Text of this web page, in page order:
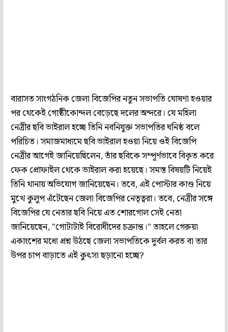
বারাসত সাংগঠনিক জেলা বিজেপির নতুন সভাপতি ঘোষণা হওয়ার
পর থেকেই গোষ্ঠীকোন্দল বেড়েছে দলের অন্দরে। যে মহিলা
নেত্রীর ছবি ভাইরাল হচ্ছে তিনি নবনিযুক্ত সভাপতির ঘনিষ্ঠ বলে
পরিচিত। সমাজমাধ্যমে ছবি ভাইরাল হওয়া নিয়ে ওই বিজেপি
নেত্রীর আগেই জানিয়েছিলেন, তাঁর ছবিকে সম্পূর্ণভাবে বিকৃত করে
ফেক প্রোফাইল থেকে ভাইরাল করা হয়েছে। সমস্ত বিষয়টি নিয়েই
তিনি থানায় অভিযোগ জানিয়েছেন। তবে, এই পোস্টার কাণ্ড নিয়ে
মুখে কুলুপ এঁটেছেন জেলা বিজেপির নেতৃত্বরা। তবে, নেত্রীর সঙ্গে
বিজেপির যে নেতার ছবি নিয়ে এত শোরগোল সেই নেতা
জানিয়েছেন, "গোটাটাই বিরোধীদের চক্রান্ত।" তাহলে গেরুয়া
একাংশের মধ্যে প্রশ্ন উঠছে জেলা সভাপতিকে দুর্বল করত বা তার
উপর চাপ বাড়াতে এই কুৎসা ছড়ানো হচ্ছে?